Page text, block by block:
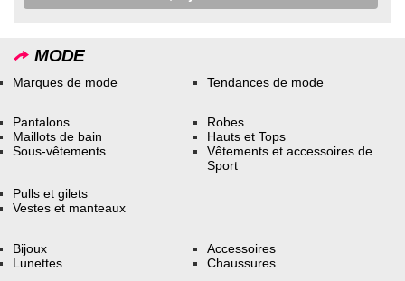
MODE
Marques de mode Tendances de mode
Pantalons
Maillots de bain
Sous-vêtements
Robes
Hauts et Tops
Vêtements et accessoires de
Sport
Pulls et gilets
Vestes et manteaux
Bijoux
Lunettes
Accessoires
Chaussures